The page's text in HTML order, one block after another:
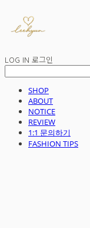
LOG IN 로그인
SHOP
ABOUT
NOTICE
REVIEW
1:1 문의하기
FASHION TIPS